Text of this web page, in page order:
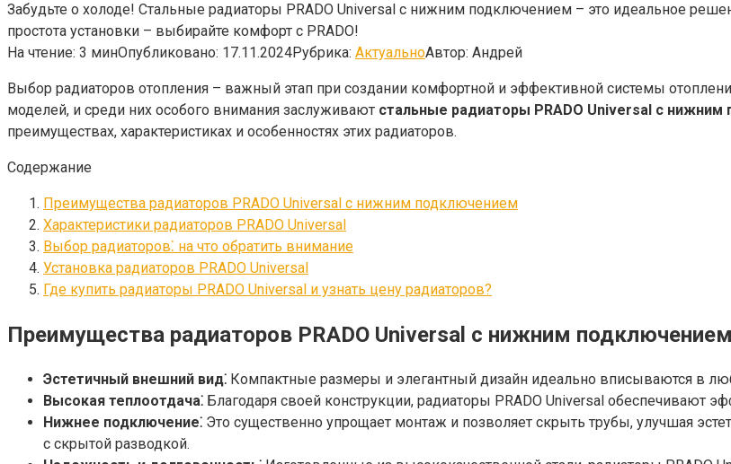
Забудьте о холоде! Стальные радиаторы PRADO Universal с нижним подключением – это идеальное
простота установки – выбирайте комфорт с PRADO!
На чтение: 3 минОпубликовано: 17.11.2024Рубрика: АктуальноАвтор: Андрей
Выбор радиаторов отопления – важный этап при создании комфортной и эффективной системы
моделей, и среди них особого внимания заслуживают стальные радиаторы PRADO Universal с нижним
преимуществах, характеристиках и особенностях этих радиаторов.
Содержание
Преимущества радиаторов PRADO Universal с нижним подключением
Характеристики радиаторов PRADO Universal
Выбор радиаторов⁚ на что обратить внимание
Установка радиаторов PRADO Universal
Где купить радиаторы PRADO Universal и узнать цену радиаторов?
Преимущества радиаторов PRADO Universal с нижним подключением
Эстетичный внешний вид⁚ Компактные размеры и элегантный дизайн идеально вписываются в
Высокая теплоотдача⁚ Благодаря своей конструкции, радиаторы PRADO Universal обеспечивают
Нижнее подключение⁚ Это существенно упрощает монтаж и позволяет скрыть трубы, улучшая
с скрытой разводкой.